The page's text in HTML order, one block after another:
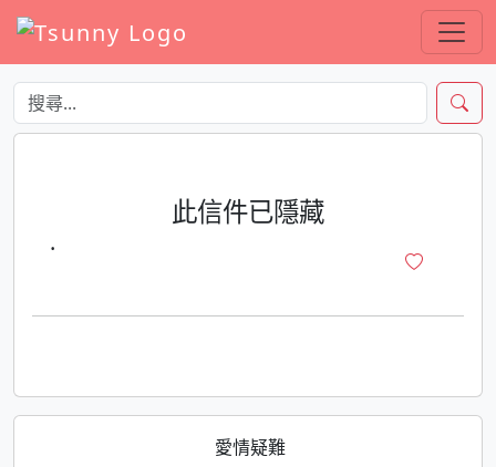
愛情疑難
此信件已隱藏
·